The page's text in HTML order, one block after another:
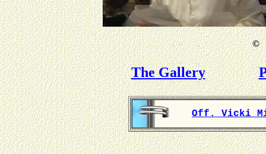
©
The Gallery
Off. Vicki